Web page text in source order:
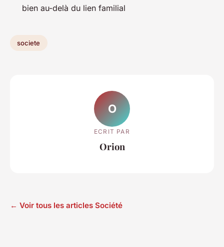
bien au-delà du lien familial
societe
O
ECRIT PAR
Orion
← Voir tous les articles Société